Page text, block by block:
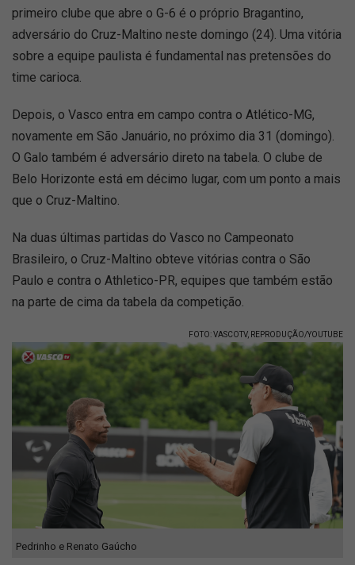
primeiro clube que abre o G-6 é o próprio Bragantino,
adversário do Cruz-Maltino neste domingo (24). Uma vitória
sobre a equipe paulista é fundamental nas pretensões do
time carioca.
Depois, o Vasco entra em campo contra o Atlético-MG,
novamente em São Januário, no próximo dia 31 (domingo).
O Galo também é adversário direto na tabela. O clube de
Belo Horizonte está em décimo lugar, com um ponto a mais
que o Cruz-Maltino.
Na duas últimas partidas do Vasco no Campeonato
Brasileiro, o Cruz-Maltino obteve vitórias contra o São
Paulo e contra o Athletico-PR, equipes que também estão
na parte de cima da tabela da competição.
FOTO: VASCOTV, REPRODUÇÃO/YOUTUBE
Pedrinho e Renato Gaúcho